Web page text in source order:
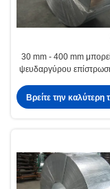
30 mm - 400 mm
ψευδαργύρου
ΔΙΑΣΤΑΎΡΩΣΗΣ
ΓΑΛΒΑΝΙΣΤΟΎΝ /
Βρείτε την καλύτερη